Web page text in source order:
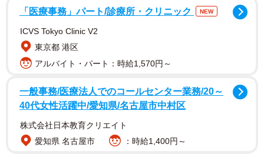
「医療事務」パート/診療所・クリニック NEW
ICVS Tokyo Clinic V2
東京都 港区
アルバイト・パート：時給1,570円～
一般事務/医療法人でのコールセンター業務/20～
40代女性活躍中/愛知県/名古屋市中村区
株式会社日本教育クリエイト
愛知県 名古屋市
：時給1,400円～